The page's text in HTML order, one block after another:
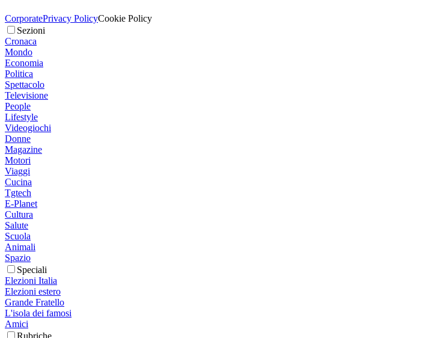
CorporatePrivacy PolicyCookie Policy
Sezioni
Cronaca
Mondo
Economia
Politica
Spettacolo
Televisione
People
Lifestyle
Videogiochi
Donne
Magazine
Motori
Viaggi
Cucina
Tgtech
E-Planet
Cultura
Salute
Scuola
Animali
Spazio
Speciali
Elezioni Italia
Elezioni estero
Grande Fratello
L'isola dei famosi
Amici